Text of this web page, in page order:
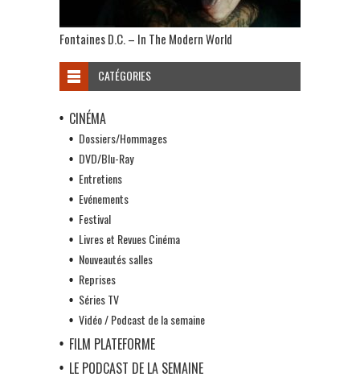
Fontaines D.C. – In The Modern World
CATÉGORIES
CINÉMA
Dossiers/Hommages
DVD/Blu-Ray
Entretiens
Evénements
Festival
Livres et Revues Cinéma
Nouveautés salles
Reprises
Séries TV
Vidéo / Podcast de la semaine
FILM PLATEFORME
LE PODCAST DE LA SEMAINE